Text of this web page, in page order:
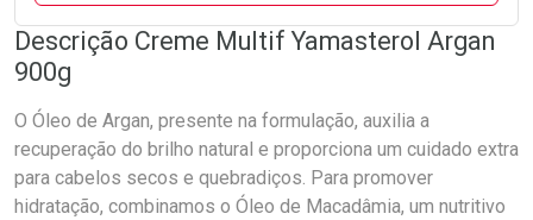
Descrição Creme Multif Yamasterol Argan
900g
O Óleo de Argan, presente na formulação, auxilia a
recuperação do brilho natural e proporciona um cuidado extra
para cabelos secos e quebradiços. Para promover
hidratação, combinamos o Óleo de Macadâmia, um nutritivo